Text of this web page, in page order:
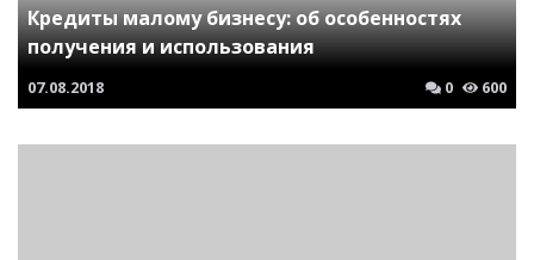
Кредиты малому бизнесу: об особенностях
получения и использования
07.08.2018 0 600